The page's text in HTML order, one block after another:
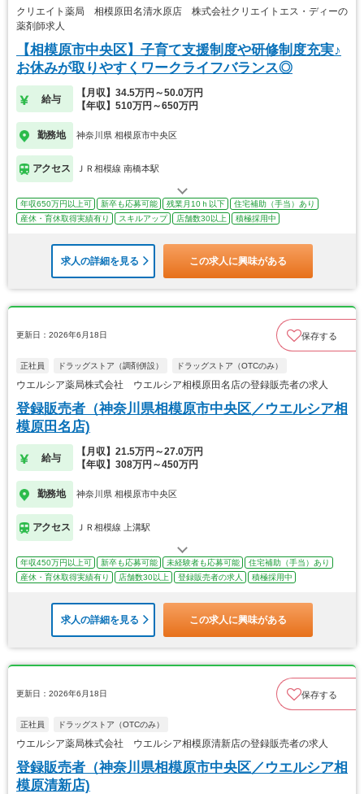
クリエイト薬局 相模原田名清水原店 株式会社クリエイトエス・ディーの
薬剤師求人
【相模原市中央区】子育て支援制度や研修制度充実♪
お休みが取りやすくワークライフバランス◎
給与
【月収】34.5万円～50.0万円
【年収】510万円～650万円
勤務地 神奈川県 相模原市中央区
アクセス ＪＲ相模線 南橋本駅
年収650万円以上可 新卒も応募可能 残業月10ｈ以下
住宅補助（手当）あり
産休・育休取得実績有り
スキルアップ 店舗数30以上 積極採用中
求人の詳細を見る この求人に興味がある
更新日：2026年6月18日 保存する
正社員 ドラッグストア（調剤併設） ドラッグストア（OTCのみ）
ウエルシア薬局株式会社 ウエルシア相模原田名店の登録販売者の求人
登録販売者（神奈川県相模原市中央区／ウエルシア相
模原田名店)
給与
【月収】21.5万円～27.0万円
【年収】308万円～450万円
勤務地 神奈川県 相模原市中央区
アクセス ＪＲ相模線 上溝駅
年収450万円以上可 新卒も応募可能 未経験者も応募可能
住宅補助（手当）あり
産休・育休取得実績有り
店舗数30以上 登録販売者の求人 積極採用中
求人の詳細を見る この求人に興味がある
更新日：2026年6月18日 保存する
正社員 ドラッグストア（OTCのみ）
ウエルシア薬局株式会社 ウエルシア相模原清新店の登録販売者の求人
登録販売者（神奈川県相模原市中央区／ウエルシア相
模原清新店)